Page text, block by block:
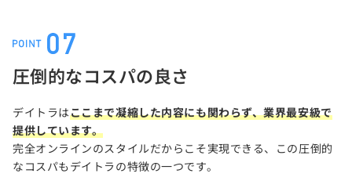
圧倒的なコスパの良さ
デイトラはここまで凝縮した内容にも関わらず、業界最安級で
提供しています。
完全オンラインのスタイルだからこそ実現できる、この圧倒的
なコスパもデイトラの特徴の一つです。